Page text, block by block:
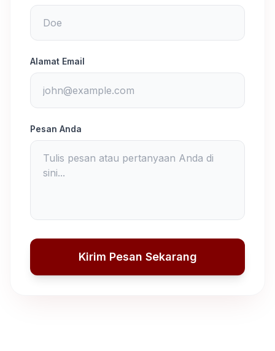
Alamat Email
Pesan Anda
Kirim Pesan Sekarang